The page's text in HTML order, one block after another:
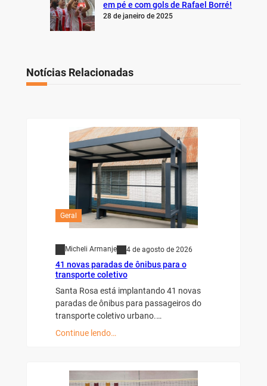
em pé e com gols de Rafael Borré!
28 de janeiro de 2025
Notícias Relacionadas
Geral
Micheli Armanje 4 de agosto de 2026
41 novas paradas de ônibus para o
transporte coletivo
Santa Rosa está implantando 41 novas
paradas de ônibus para passageiros do
transporte coletivo urbano.…
Continue lendo…